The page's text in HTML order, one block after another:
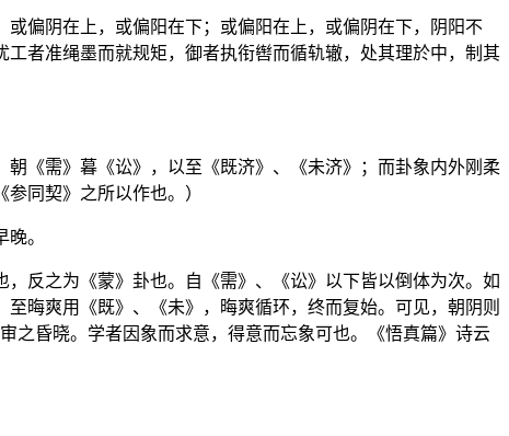
偏阴在上，或偏阳在下；或偏阳在上，或偏阴在下，阴阳不
者准绳墨而就规矩，御者执衔辔而循轨辙，处其理於中，制其
《需》暮《讼》，以至《既济》、《未济》；而卦象内外刚柔
同契》之所以作也。）
。
，反之为 《蒙》卦也。自《需》、《讼》以下皆以倒体为次。如
晦爽用《既》、《未》，晦爽循环，终而复始。可见，朝阴则
之昏晓。学者因象而求意，得意而忘象可也。《悟真篇》诗云